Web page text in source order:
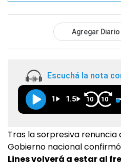
Agregar Diario
Escuchá la nota
1 1.5 10 10
Tras la sorpresiva renuncia
Gobierno nacional
Lines volverá a estar al